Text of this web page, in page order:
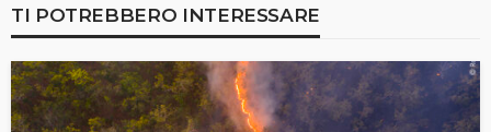
TI POTREBBERO INTERESSARE